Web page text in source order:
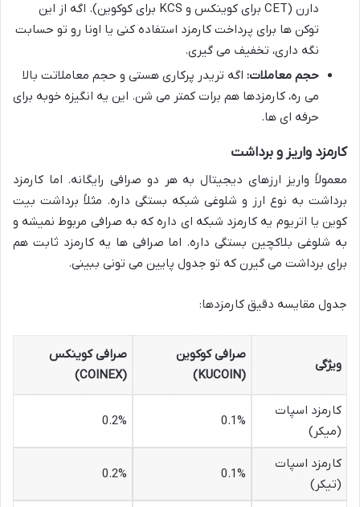
دارن (CET برای کوینکس و KCS برای کوکوین). اگه از این
توکن ها برای پرداخت کارمزد استفاده کنی یا اونا رو تو حسابت
نگه داری، تخفیف می گیری.
حجم معاملات: اگه تریدر پرکاری هستی و حجم معاملاتت بالا
می ره، کارمزدها هم برات کمتر می شن. این یه انگیزه خوبه برای
حرفه ای ها.
کارمزد واریز و برداشت
معمولاً واریز ارزهای دیجیتال به هر دو صرافی رایگانه. اما کارمزد
برداشت به نوع ارز و شلوغی شبکه بستگی داره. مثلاً برداشت بیت
کوین یا اتریوم یه کارمزد شبکه ای داره که به صرافی مربوط نمیشه و
به شلوغی بلاکچین بستگی داره. اما صرافی ها یه کارمزد ثابت هم
برای برداشت می گیرن که تو جدول پایین می تونی ببینی.
جدول مقایسه دقیق کارمزدها:
ویژگی
صرافی کوکوین
(KUCOIN)
صرافی کوینکس
(COINEX)
کارمزد اسپات
(میکر)
0.1%
0.2%
کارمزد اسپات
(تیکر)
0.1%
0.2%